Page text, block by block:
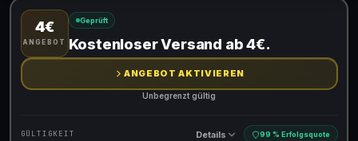
Gültig für teilnehmende Produkte
4€
ANGEBOT
Geprüft
Kostenloser Versand ab 4€.
ANGEBOT AKTIVIEREN
Unbegrenzt gültig
GÜLTIGKEIT Details 99 % Erfolgsquote